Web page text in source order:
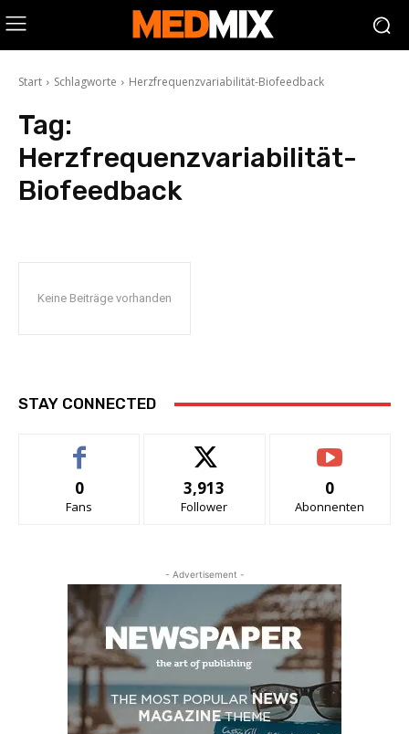
Start Schlagworte Herzfrequenzvariabilität-Biofeedback
Tag:
Herzfrequenzvariabilität-
Biofeedback
Keine Beiträge vorhanden
STAY CONNECTED
0
Fans
3,913
Follower
0
Abonnenten
- Advertisement -